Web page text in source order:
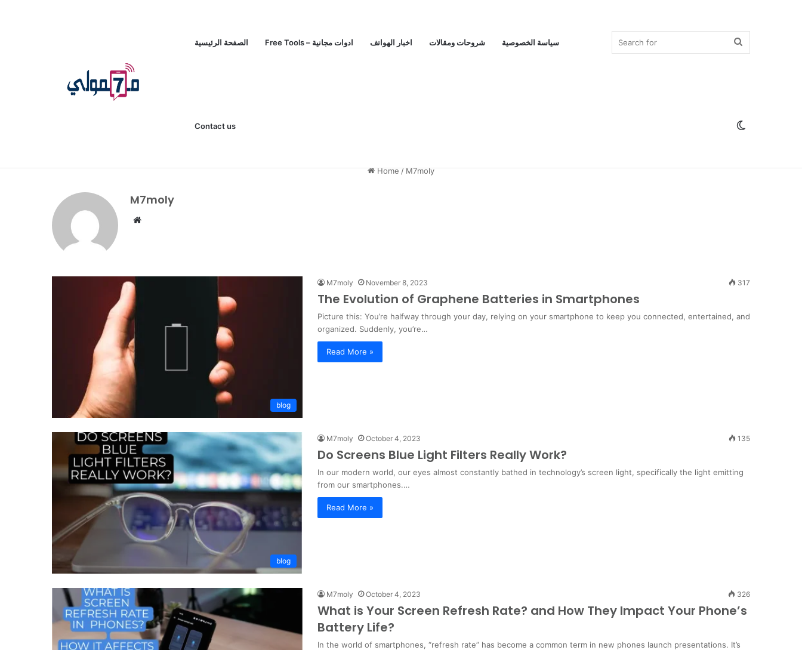
الصفحة الرئيسية Free Tools – ادوات مجانية اخبار الهواتف شروحات ومقالات سياسة الخصوصية
Contact us for
Home/M7moly
M7moly
blog
M7moly November 8, 2023 317
The Evolution of Graphene Batteries in Smartphones
Picture this: You’re halfway through your day, relying on your smartphone to keep you connected, entertained, and
organized. Suddenly, you’re…
Read More »
blog
M7moly October 4, 2023 135
Do Screens Blue Light Filters Really Work?
In our modern world, our eyes almost constantly bathed in technology’s screen light, specifically the light emitting
from our smartphones.…
Read More »
M7moly October 4, 2023 326
What is Your Screen Refresh Rate? and How They Impact Your Phone’s
Battery Life?
In the world of smartphones, “refresh rate” has become a common term in new phones launch presentations. It’s